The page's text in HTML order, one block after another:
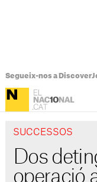
Segueix-nos a Discover
SUCCESSOS
Dos
operació